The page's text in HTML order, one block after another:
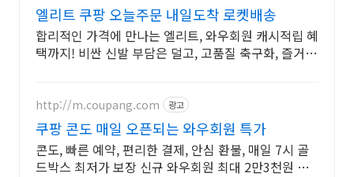
엘리트 쿠팡 오늘주문 내일도착 로켓배송
합리적인 가격에 만나는 엘리트, 와우회원 캐시적립 혜
택까지! 비싼 신발 부담은 덜고, 고품질 축구화, 즐거운
http://m.coupang.com 광고
쿠팡 콘도 매일 오픈되는 와우회원 특가
콘도, 빠른 예약, 편리한 결제, 안심 환불, 매일 7시 골
드박스 최저가 보장 신규 와우회원 최대 2만3천원 쿠